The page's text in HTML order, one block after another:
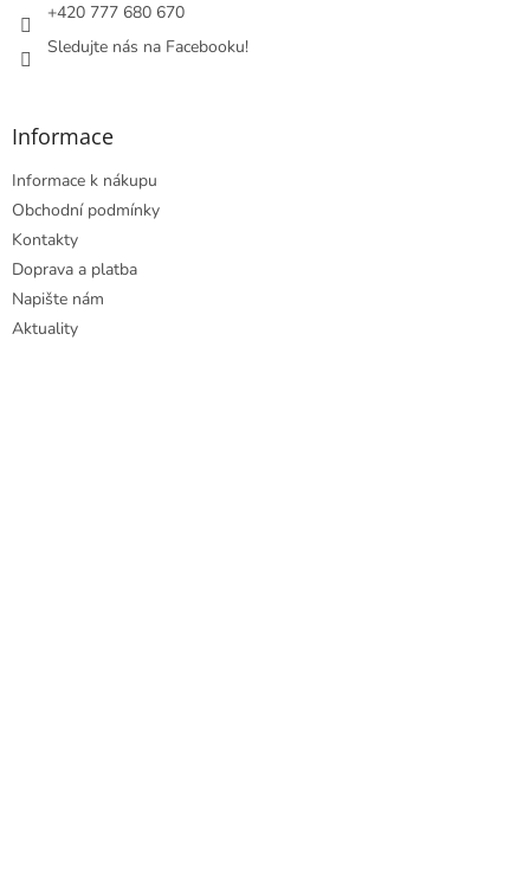
+420 777 680 670
Sledujte nás na Facebooku!
Informace
Informace k nákupu
Obchodní podmínky
Kontakty
Doprava a platba
Napište nám
Aktuality